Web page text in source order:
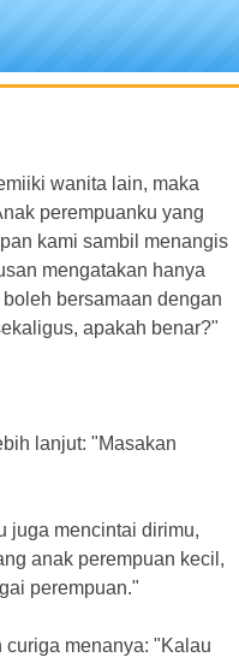
wanita lain, maka
perempuanku yang
kami sambil menangis
mengatakan hanya
bersamaan dengan
apakah benar?"
lanjut: "Masakan
juga mencintai dirimu,
anak perempuan kecil,
perempuan."
menanya: "Kalau